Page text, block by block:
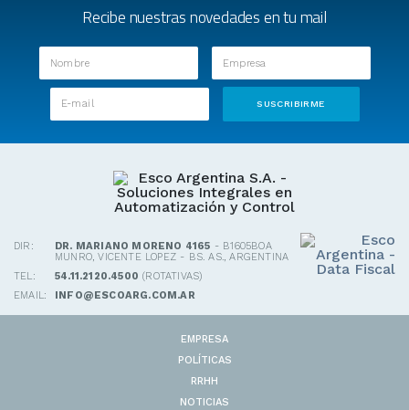
Recibe nuestras novedades en tu mail
DIR: DR. MARIANO MORENO 4165 - B1605BOA
MUNRO, VICENTE LOPEZ - BS. AS., ARGENTINA
TEL:
54.11.2120.4500 (ROTATIVAS)
EMAIL:
INFO@ESCOARG.COM.AR
EMPRESA
POLÍTICAS
RRHH
NOTICIAS